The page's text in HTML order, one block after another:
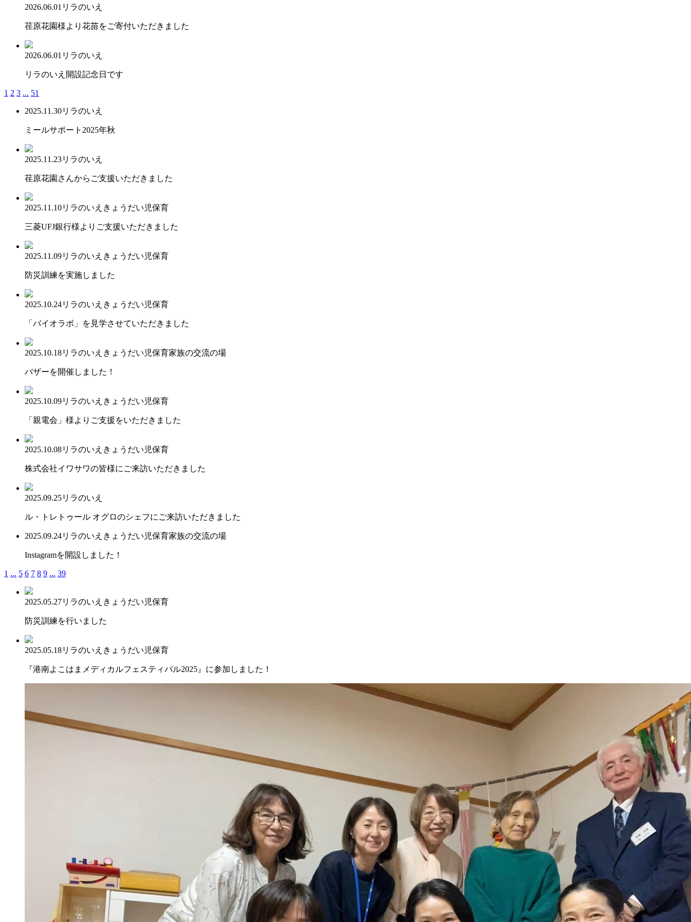
2026.06.01 リラのいえ
荏原花園様より花苗をご寄付いただきました
2026.06.01 リラのいえ
リラのいえ開設記念日です
1 2 3 ... 51
2025.11.30リラのいえ
ミールサポート2025年秋
2025.11.23リラのいえ
荏原花園さんからご支援いただきました
2025.11.10リラのいえ きょうだい児保育
三菱UFJ銀行様よりご支援いただきました
2025.11.09リラのいえ きょうだい児保育
防災訓練を実施しました
2025.10.24リラのいえ きょうだい児保育
「バイオラボ」を見学させていただきました
2025.10.18リラのいえ きょうだい児保育家族の交流の場
バザーを開催しました！
2025.10.09リラのいえ きょうだい児保育
「親電会」様よりご支援をいただきました
2025.10.08リラのいえ きょうだい児保育
株式会社イワサワの皆様にご来訪いただきました
2025.09.25リラのいえ
ル・トレトゥール オグロのシェフにご来訪いただきました
2025.09.24リラのいえ きょうだい児保育家族の交流の場
Instagramを開設しました！
1 ... 5 6 7 8 9 ... 39
2025.05.27リラのいえ きょうだい児保育
防災訓練を行いました
2025.05.18リラのいえ きょうだい児保育
『港南よこはまメディカルフェスティバル2025』に参加しました！